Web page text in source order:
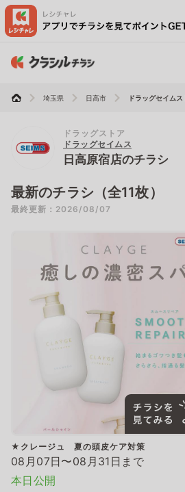
埼玉県 日高市 ドラッグセイム
ドラッグストア
ドラッグセイムス
日高原宿店のチラシ
最新のチラシ（全11枚）
最終更新：2026/08/07
★クレージュ 夏の頭皮ケア対策
08月07日〜08月31日まで
本日公開